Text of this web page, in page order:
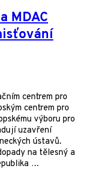
MDAC
centrem pro
centrem pro
výboru pro
uzavření
ústavů.
na tělesný a
…